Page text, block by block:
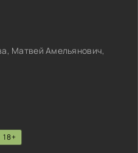
Матвей Амельянович,
18+